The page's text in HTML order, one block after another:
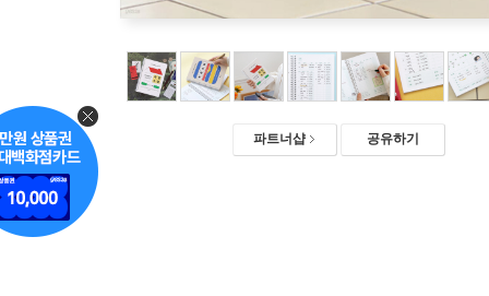
파트너샵 공유하기